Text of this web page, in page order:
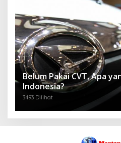
Belum Pakai CVT, Apa
Indonesia?
3493 Dilihat